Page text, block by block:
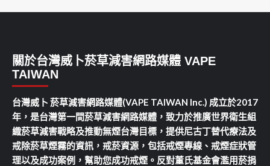
關於台灣威卜菸草減害網路媒體 VAPE
TAIWAN
台灣威卜 菸草減害網路媒體(VAPE TAIWAN Inc.) 成立於2017
年，是台灣第一間菸草減害網路媒體，致力於推廣世界衛生組
織菸草減害戰略及推動無煙台灣目標，提供尼古丁替代療法及
戒除菸草煙霧的資訊，戒菸資源，包括戒煙專線、戒煙症狀管
理以及成功案例，幫助您成功戒煙。反對董氏基金會濫用菸捐